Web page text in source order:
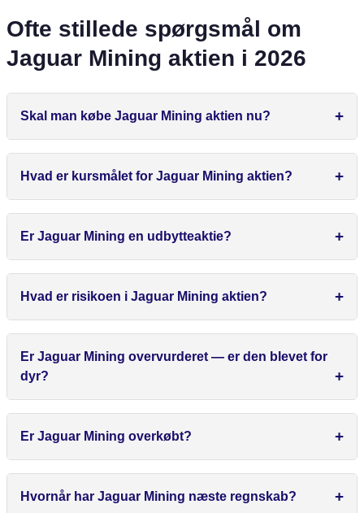
Ofte stillede spørgsmål om
Jaguar Mining aktien i 2026
Skal man købe Jaguar Mining aktien nu?
Hvad er kursmålet for Jaguar Mining aktien?
Er Jaguar Mining en udbytteaktie?
Hvad er risikoen i Jaguar Mining aktien?
Er Jaguar Mining overvurderet — er den blevet for
dyr?
Er Jaguar Mining overkøbt?
Hvornår har Jaguar Mining næste regnskab?